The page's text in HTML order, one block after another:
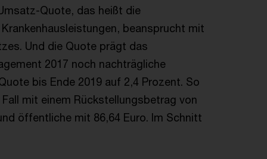
Quote, das heißt die
beansprucht mit
Und die Quote prägt das
2017 noch nachträgliche
bis Ende 2019 auf 2,4 Prozent. So
mit einem Rückstellungsbetrag von
öffentliche mit 86,64 Euro. Im Schnitt